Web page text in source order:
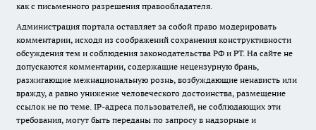
как с письменного разрешения правообладателя.
Администрация портала оставляет за собой право модерировать
комментарии, исходя из соображений сохранения конструктивности
обсуждения тем и соблюдения законодательства РФ и РТ. На сайте не
допускаются комментарии, содержащие нецензурную брань,
разжигающие межнациональную рознь, возбуждающие ненависть или
вражду, а равно унижение человеческого достоинства, размещение
ссылок не по теме. IP-адреса пользователей, не соблюдающих эти
требования, могут быть переданы по запросу в надзорные и